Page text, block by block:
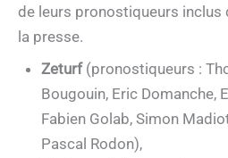
de leurs pronostiqueurs inclus
la presse.
Zeturf(pronostiqueurs :
Bougouin, Eric Domanche,
Fabien Golab, Simon
Pascal Rodon),